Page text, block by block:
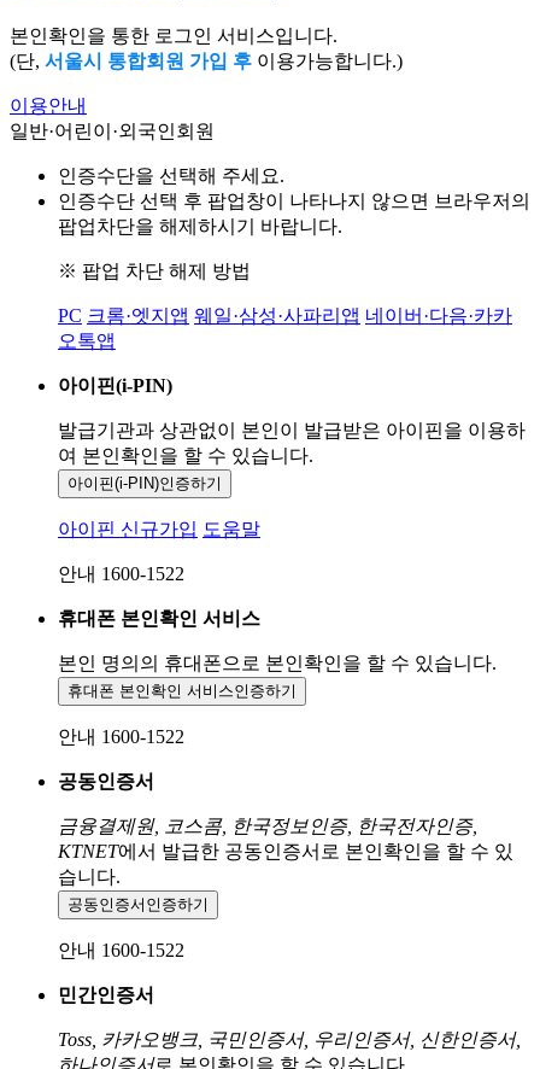
본인확인을 통한 로그인 서비스입니다.
(단, 서울시 통합회원 가입 후 이용가능합니다.)
이용안내
일반·어린이·외국인회원
인증수단을 선택해 주세요.
인증수단 선택 후 팝업창이 나타나지 않으면 브라우저의
팝업차단을 해제하시기 바랍니다.
※ 팝업 차단 해제 방법
PC 크롬·엣지앱 웨일·삼성·사파리앱 네이버·다음·카카
오톡앱
아이핀(i-PIN)
발급기관과 상관없이 본인이 발급받은 아이핀을 이용하
여 본인확인을 할 수 있습니다.
아이핀(i-PIN)인증하기
아이핀 신규가입 도움말
안내 1600-1522
휴대폰 본인확인 서비스
본인 명의의 휴대폰으로 본인확인을 할 수 있습니다.
휴대폰 본인확인 서비스인증하기
안내 1600-1522
공동인증서
금융결제원, 코스콤, 한국정보인증, 한국전자인증,
KTNET에서 발급한 공동인증서로 본인확인을 할 수 있
습니다.
공동인증서 인증하기
안내 1600-1522
민간인증서
Toss, 카카오뱅크, 국민인증서, 우리인증서, 신한인증서,